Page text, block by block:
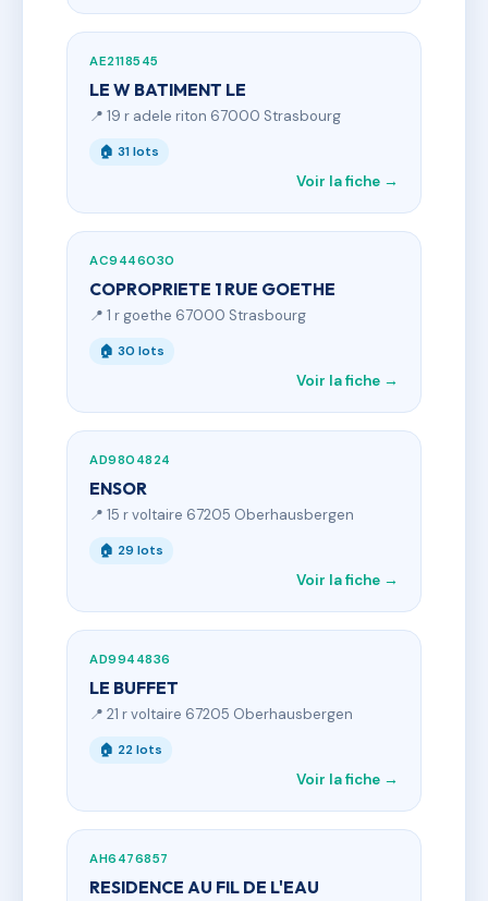
AE2118545
LE W BATIMENT LE
📍 19 r adele riton 67000 Strasbourg
🏠 31 lots
Voir la fiche →
AC9446030
COPROPRIETE 1 RUE GOETHE
📍 1 r goethe 67000 Strasbourg
🏠 30 lots
Voir la fiche →
AD9804824
ENSOR
📍 15 r voltaire 67205 Oberhausbergen
🏠 29 lots
Voir la fiche →
AD9944836
LE BUFFET
📍 21 r voltaire 67205 Oberhausbergen
🏠 22 lots
Voir la fiche →
AH6476857
RESIDENCE AU FIL DE L'EAU